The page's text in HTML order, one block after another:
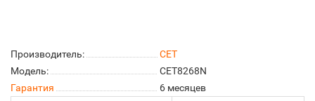
Производитель:
CET
Модель:
CET8268N
Гарантия
6 месяцев